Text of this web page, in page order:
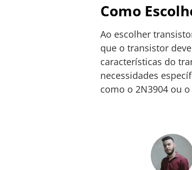
Como
Ao escolher
que o transistor
características do
necessidades
como o 2N3904 ou